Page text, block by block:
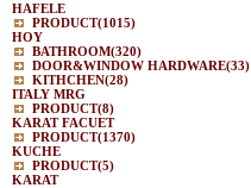
HAFELE
PRODUCT(1015)
HOY
BATHROOM(320)
DOOR&WINDOW HARDWARE(33)
KITHCHEN(28)
ITALY MRG
PRODUCT(8)
KARAT FACUET
PRODUCT(1370)
KUCHE
PRODUCT(5)
KARAT